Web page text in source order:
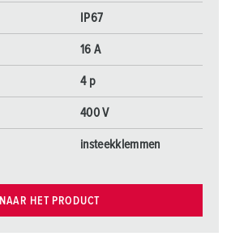
IP67
16 A
4 p
400 V
insteekklemmen
NAAR HET PRODUCT